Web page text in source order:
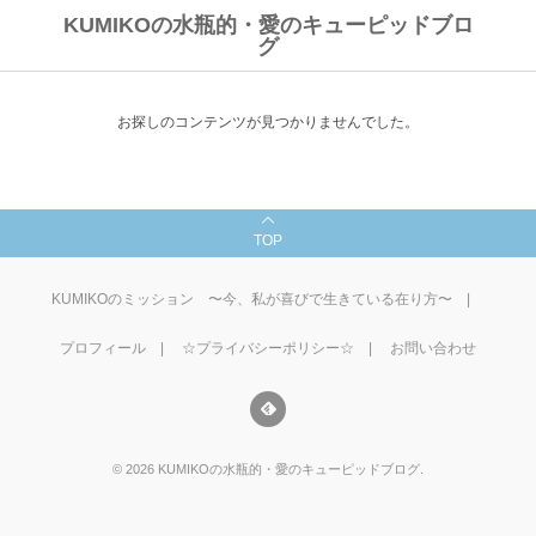
KUMIKOの水瓶的・愛のキューピッドブロ
グ
お探しのコンテンツが見つかりませんでした。
TOP
KUMIKOのミッション 〜今、私が喜びで生きている在り方〜
プロフィール ☆プライバシーポリシー☆ お問い合わせ
© 2026 KUMIKOの水瓶的・愛のキューピッドブログ